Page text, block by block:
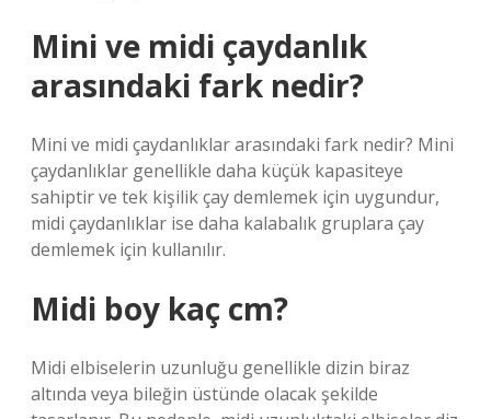
Mini ve midi çaydanlık
arasındaki fark nedir?
Mini ve midi çaydanlıklar arasındaki fark nedir? Mini
çaydanlıklar genellikle daha küçük kapasiteye
sahiptir ve tek kişilik çay demlemek için uygundur,
midi çaydanlıklar ise daha kalabalık gruplara çay
demlemek için kullanılır.
Midi boy kaç cm?
Midi elbiselerin uzunluğu genellikle dizin biraz
altında veya bileğin üstünde olacak şekilde